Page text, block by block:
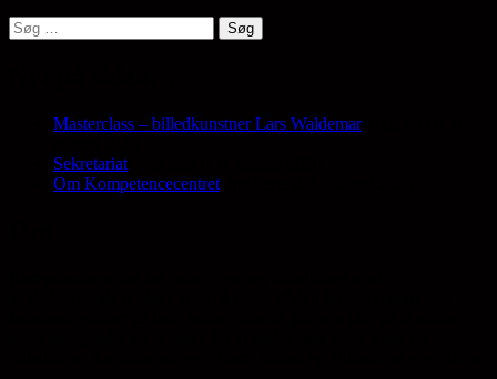
Søg
efter:
Masterclass – billedkunstner Lars WaldemarOpdateret d. 6.
Sekretariat
Om Kompetencecentret